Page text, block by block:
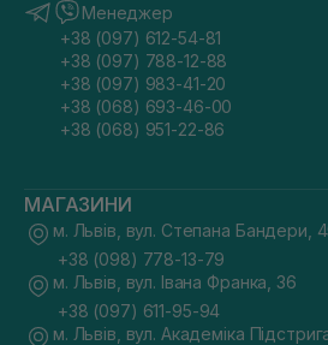
Менеджер
+38 (097) 612-54-81
+38 (097) 788-12-88
+38 (097) 983-41-20
+38 (068) 693-46-00
+38 (068) 951-22-86
МАГАЗИНИ
м. Львів, вул. Степана Бандери,
+38 (098) 778-13-79
м. Львів, вул. Івана Франка, 36
+38 (097) 611-95-94
м. Львів, вул. Академіка